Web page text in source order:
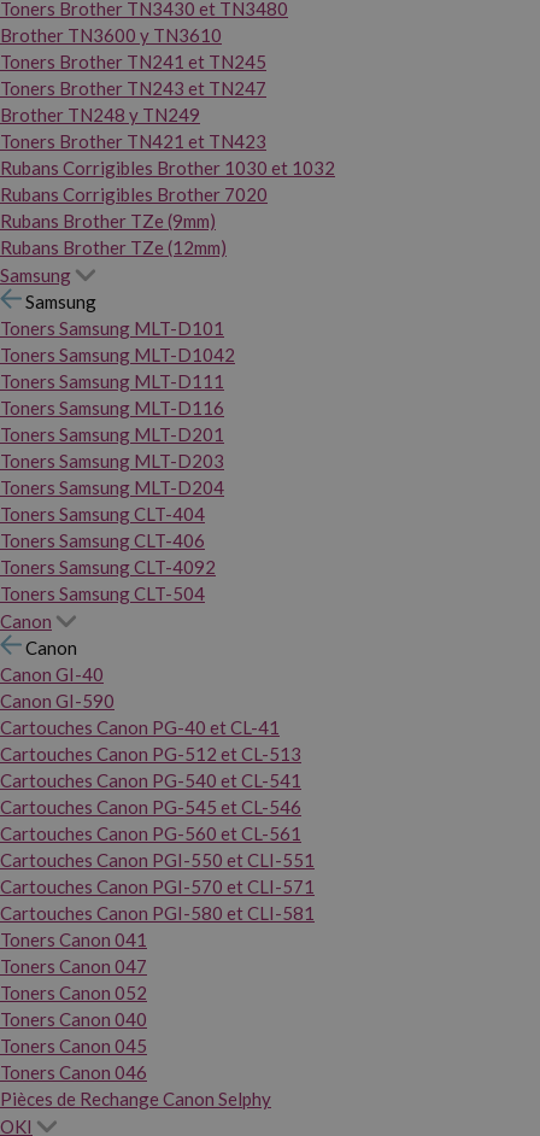
Toners Brother TN3430 et TN3480
Brother TN3600 y TN3610
Toners Brother TN241 et TN245
Toners Brother TN243 et TN247
Brother TN248 y TN249
Toners Brother TN421 et TN423
Rubans Corrigibles Brother 1030 et 1032
Rubans Corrigibles Brother 7020
Rubans Brother TZe (9mm)
Rubans Brother TZe (12mm)
Samsung
Samsung
Toners Samsung MLT-D101
Toners Samsung MLT-D1042
Toners Samsung MLT-D111
Toners Samsung MLT-D116
Toners Samsung MLT-D201
Toners Samsung MLT-D203
Toners Samsung MLT-D204
Toners Samsung CLT-404
Toners Samsung CLT-406
Toners Samsung CLT-4092
Toners Samsung CLT-504
Canon
Canon
Canon GI-40
Canon GI-590
Cartouches Canon PG-40 et CL-41
Cartouches Canon PG-512 et CL-513
Cartouches Canon PG-540 et CL-541
Cartouches Canon PG-545 et CL-546
Cartouches Canon PG-560 et CL-561
Cartouches Canon PGI-550 et CLI-551
Cartouches Canon PGI-570 et CLI-571
Cartouches Canon PGI-580 et CLI-581
Toners Canon 041
Toners Canon 047
Toners Canon 052
Toners Canon 040
Toners Canon 045
Toners Canon 046
Pièces de Rechange Canon Selphy
OKI